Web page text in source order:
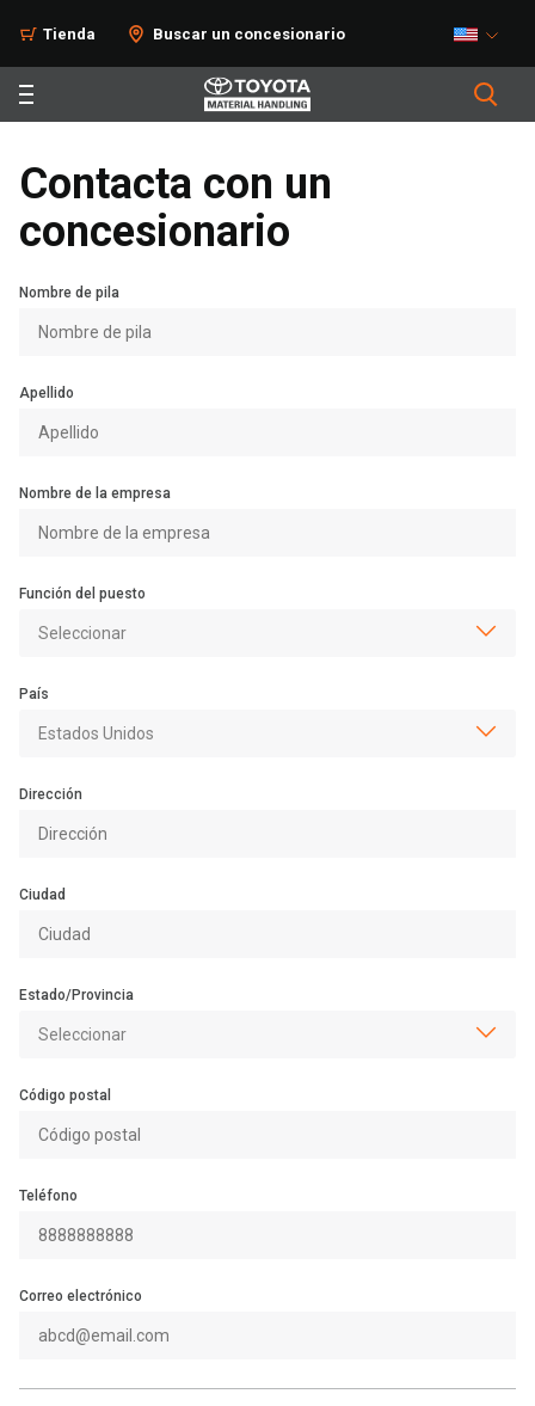
Tienda Buscar un concesionario
Contacta con un
concesionario
Nombre de pila
Apellido
Nombre de la empresa
Función del puesto
País
Dirección
Ciudad
Estado/Provincia
Código postal
Teléfono
Correo electrónico